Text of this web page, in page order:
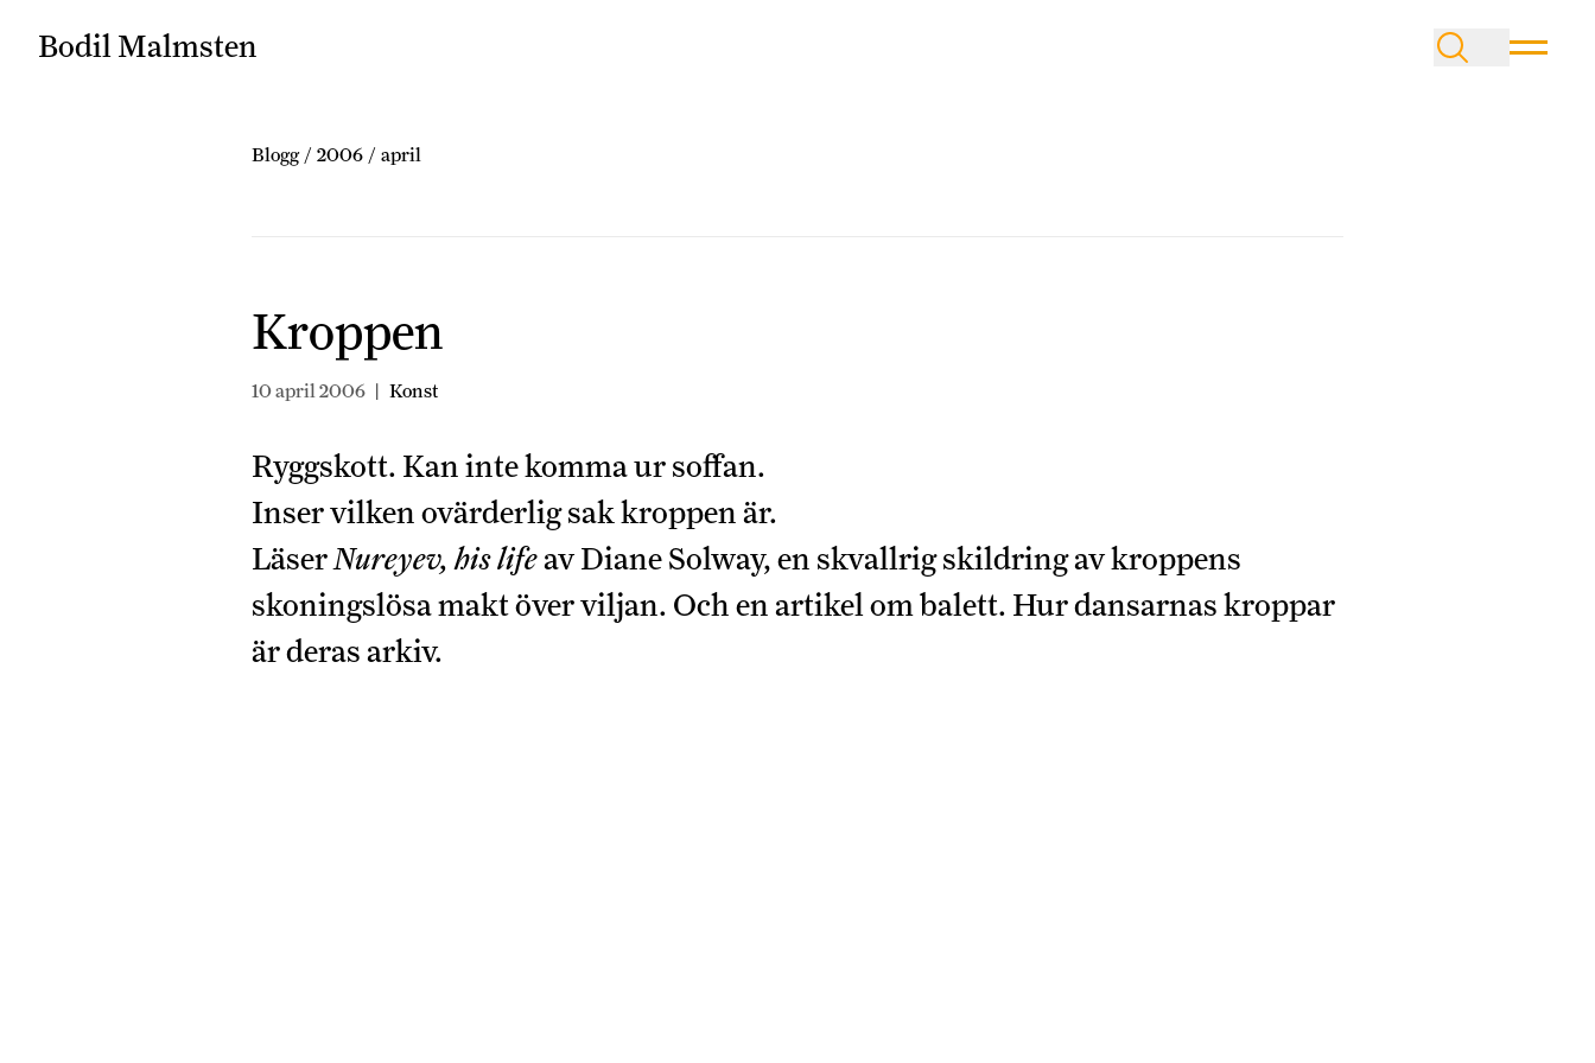
Bodil Malmsten
Blogg / 2006 / april
Kroppen
10 april 2006 | Konst
Ryggskott. Kan inte komma ur soffan.
Inser vilken ovärderlig sak kroppen är.
LäserNureyev, his lifeav Diane Solway, en skvallrig skildring av kroppens
skoningslösa makt över viljan. Och en artikel om balett. Hur dansarnas kroppar
är derasarkiv.